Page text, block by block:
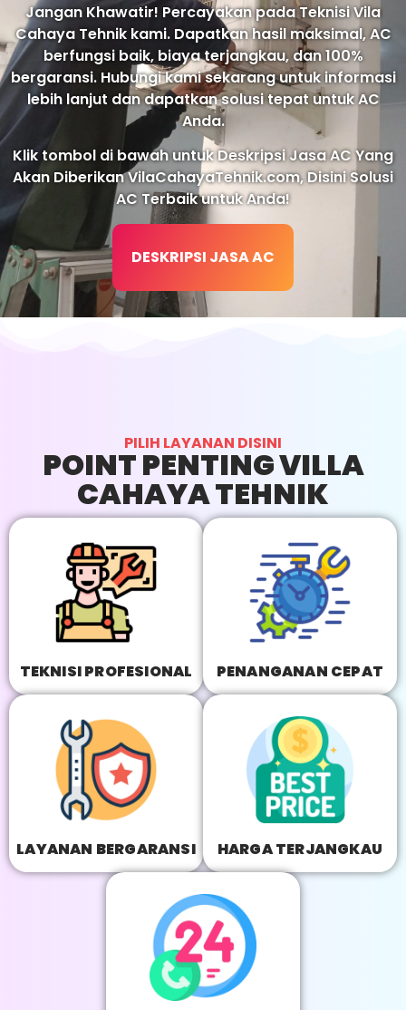
Jangan Khawatir! Percayakan pada Teknisi Vila
Cahaya Tehnik kami. Dapatkan hasil maksimal, AC
berfungsi baik, biaya terjangkau, dan 100%
bergaransi. Hubungi kami sekarang untuk informasi
lebih lanjut dan dapatkan solusi tepat untuk AC
Anda.
Klik tombol di bawah untuk Deskripsi Jasa AC Yang
Akan Diberikan VilaCahayaTehnik.com, Disini Solusi
AC Terbaik untuk Anda!
DESKRIPSI JASA AC
PILIH LAYANAN DISINI
POINT PENTING VILLA
CAHAYA TEHNIK
TEKNISI PROFESIONAL PENANGANAN CEPAT
LAYANAN BERGARANSI HARGA TERJANGKAU